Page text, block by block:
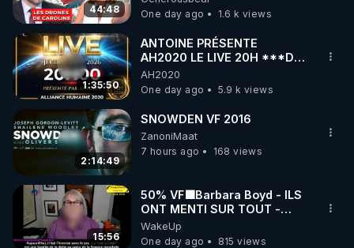
44:48
07.08.2026.
One day ago
1.6 k views
1:35:50
ANTOINE PRÉSENTE
AH2020 LE LIVE 20H ***DU
06/08/2026***
AH2020
One day ago
5.9 k views
2:14:49
SNOWDEN VF 2016
ZanoniMaat
7 hours ago
168 views
15:56
50% VF🟩Barbara Boyd - ILS
ONT MENTI SUR TOUT -
Jocelyne Traduction
WakeUp
One day ago
815 views